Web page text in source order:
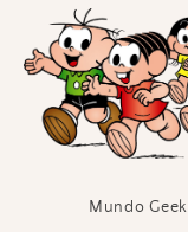
Mundo Geek